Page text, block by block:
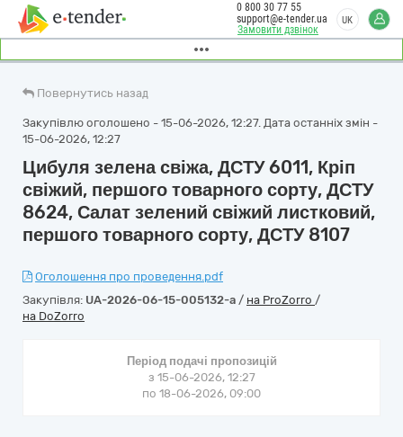
Замовити дзвінок
0 800 30 77 55
support@e-tender.ua
UK
Повернутись назад
Закупівлю оголошено - 15-06-2026, 12:27. Дата останніх змін -
15-06-2026, 12:27
Цибуля зелена свіжа, ДСТУ 6011, Кріп
свіжий, першого товарного сорту, ДСТУ
8624, Салат зелений свіжий листковий,
першого товарного сорту, ДСТУ 8107
Оголошення про проведення.pdf
Закупівля: UA-2026-06-15-005132-a / на ProZorro /
на DoZorro
Період подачі пропозицій
з 15-06-2026, 12:27
по 18-06-2026, 09:00